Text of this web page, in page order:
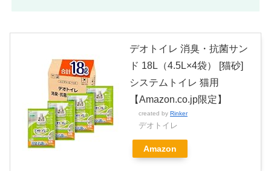
デオトイレ 消臭・抗菌サン
ド 18L（4.5L×4袋） [猫砂]
システムトイレ 猫用
【Amazon.co.jp限定】
created by Rinker
デオトイレ
Amazon